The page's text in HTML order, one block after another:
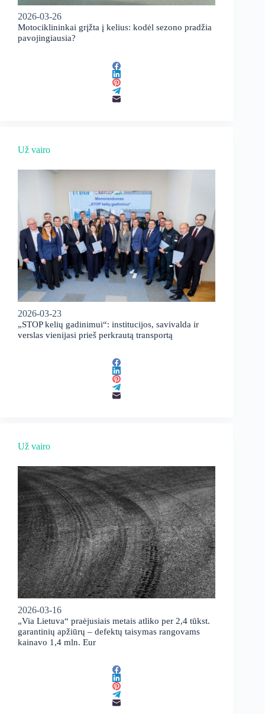
2026-03-26
Motociklininkai grįžta į kelius: kodėl sezono pradžia
pavojingiausia?
Už vairo
2026-03-23
„STOP kelių gadinimui“: institucijos, savivalda ir
verslas vienijasi prieš perkrautą transportą
Už vairo
2026-03-16
„Via Lietuva“ praėjusiais metais atliko per 2,4 tūkst.
garantinių apžiūrų – defektų taisymas rangovams
kainavo 1,4 mln. Eur